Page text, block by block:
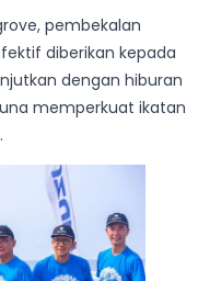
pembekalan
diberikan kepada
dengan hiburan
memperkuat ikatan